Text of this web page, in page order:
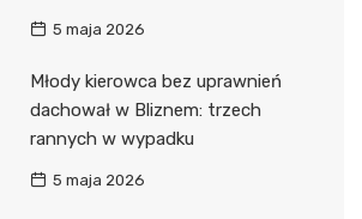
5 maja 2026
Młody kierowca bez uprawnień
dachował w Bliznem: trzech
rannych w wypadku
5 maja 2026